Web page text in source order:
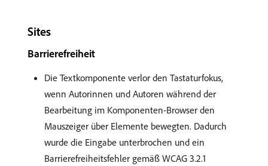
Sites
Barrierefreiheit
Die Textkomponente verlor den Tastaturfokus,
wenn Autorinnen und Autoren während der
Bearbeitung im Komponenten-Browser den
Mauszeiger über Elemente bewegten. Dadurch
wurde die Eingabe unterbrochen und ein
Barrierefreiheitsfehler gemäß WCAG 3.2.1